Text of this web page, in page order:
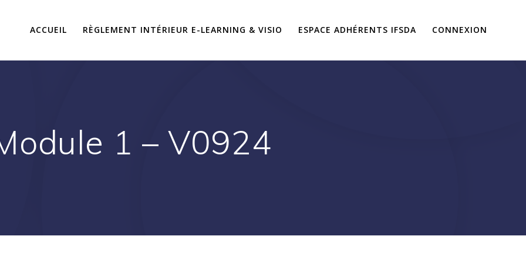
ACCUEIL RÈGLEMENT INTÉRIEUR E-LEARNING & VISIO ESPACE ADHÉRENTS IFSDA CONNEXION
1 – V0924